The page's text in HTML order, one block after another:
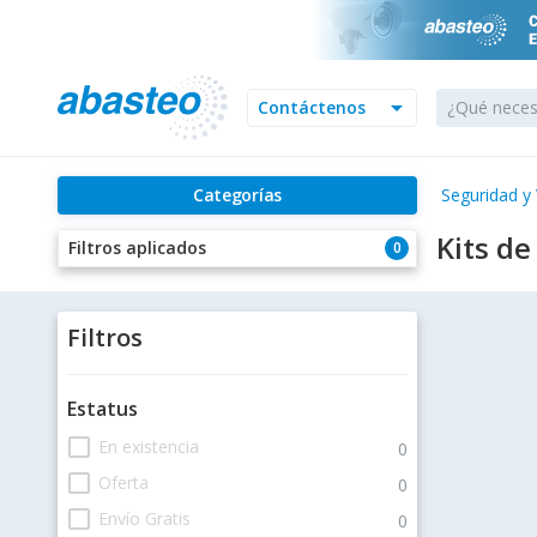
arrow_drop_down
Contáctenos
Categorías Seguridad y
0
Filtros aplicados Kits
Filtros
Estatus
check_box_outline_blank En existencia 0
check_box_outline_blank Oferta 0
check_box_outline_blank Envío Gratis 0